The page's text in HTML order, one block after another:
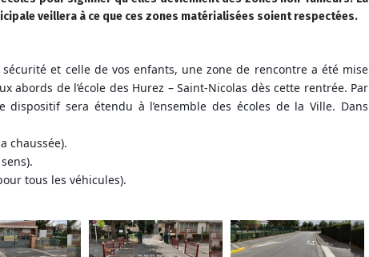
veillera à ce que ces zones matérialisées soient respectées.
sécurité et celle de vos enfants, une zone de rencontre a été mise
abords de l’école des Hurez – Saint-Nicolas dès cette rentrée. Par
dispositif sera étendu à l’ensemble des écoles de la Ville. Dans
chaussée).
tous les véhicules).